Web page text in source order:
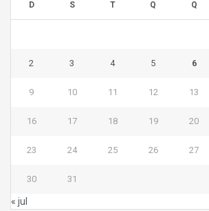
D S T Q Q
2 3 4 5 6
9 10 11 12 13
16 17 18 19 20
23 24 25 26 27
30 31
« jul